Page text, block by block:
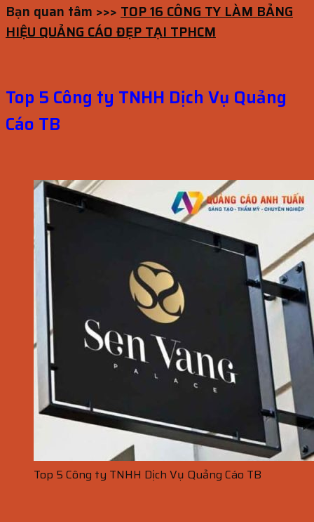
Bạn quan tâm >>> TOP 16 CÔNG TY LÀM BẢNG
HIỆU QUẢNG CÁO ĐẸP TẠI TPHCM
Top 5 Công ty TNHH Dịch Vụ Quảng
Cáo TB
Top 5 Công ty TNHH Dịch Vụ Quảng Cáo TB